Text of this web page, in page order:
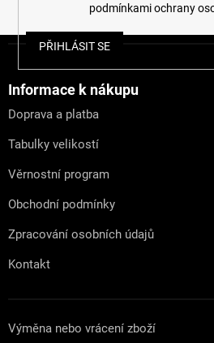
podmínkami ochrany
PŘIHLÁSIT SE
Informace k nákupu
Doprava a platba
Tabulky velikostí
Věrnostní program
Obchodní podmínky
Zpracování osobních údajů
Kontakt
Výměna nebo vrácení zboží